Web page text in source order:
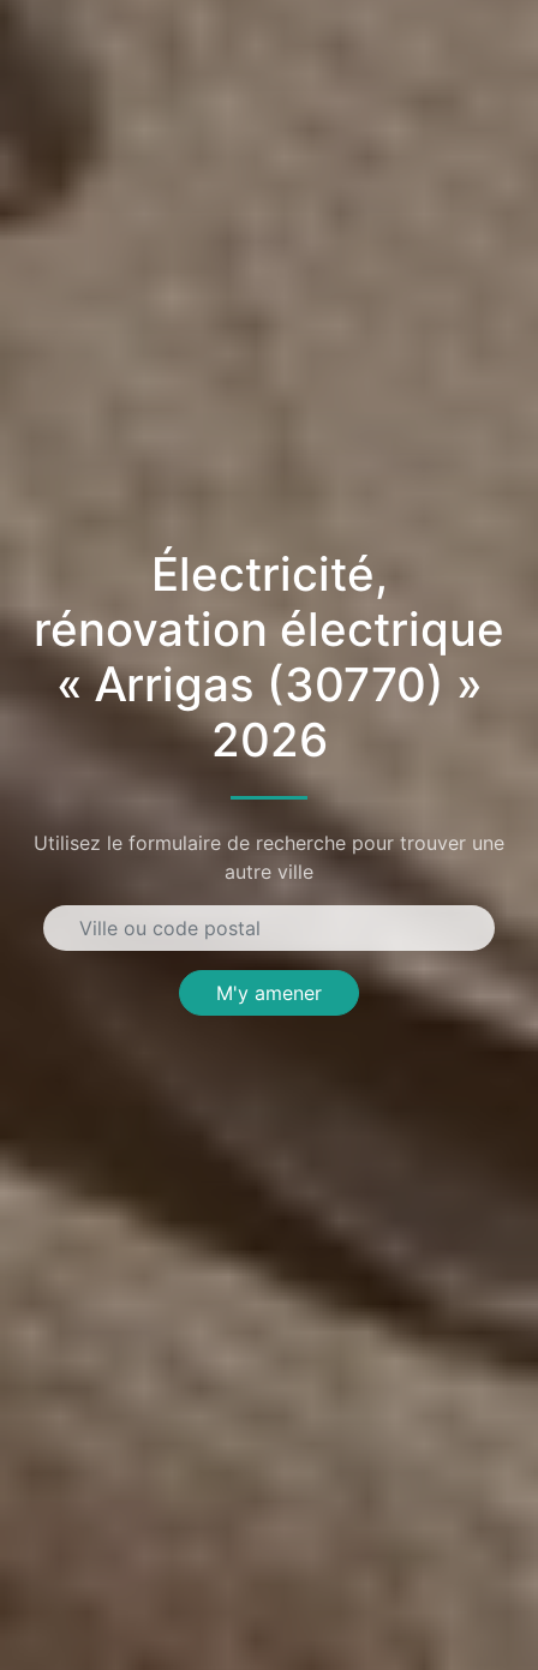
Électricité,
rénovation électrique
« Arrigas (30770) »
2026
Utilisez le formulaire de recherche pour trouver une
autre ville
M'y amener